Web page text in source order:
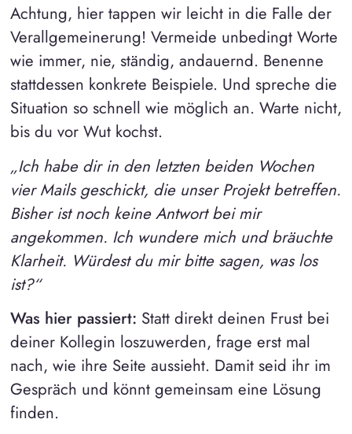
Achtung, hier tappen wir leicht in die Falle der
Verallgemeinerung! Vermeide unbedingt Worte
wie immer, nie, ständig, andauernd. Benenne
stattdessen konkrete Beispiele. Und spreche die
Situation so schnell wie möglich an. Warte nicht,
bis du vor Wut kochst.
„Ich habe dir in den letzten beiden Wochen
vier Mails geschickt, die unser Projekt betreffen.
Bisher ist noch keine Antwort bei mir
angekommen. Ich wundere mich und bräuchte
Klarheit. Würdest du mir bitte sagen, was los
ist?“
Was hier passiert: Statt direkt deinen Frust bei
deiner Kollegin loszuwerden, frage erst mal
nach, wie ihre Seite aussieht. Damit seid ihr im
Gespräch und könnt gemeinsam eine Lösung
finden.